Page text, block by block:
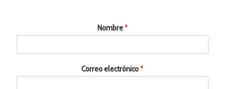
Nombre*
Correo electrónico*